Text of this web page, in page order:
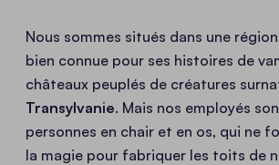
Nous sommes situés dans une
bien connue pour ses histoires de
châteaux peuplés de créatures
Transylvanie. Mais nos employés
personnes en chair et en os, qui ne
la magie pour fabriquer les toits de